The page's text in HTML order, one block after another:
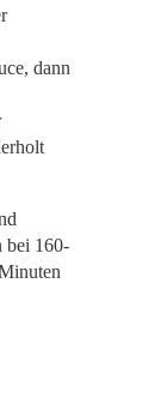
dann
bei 160-